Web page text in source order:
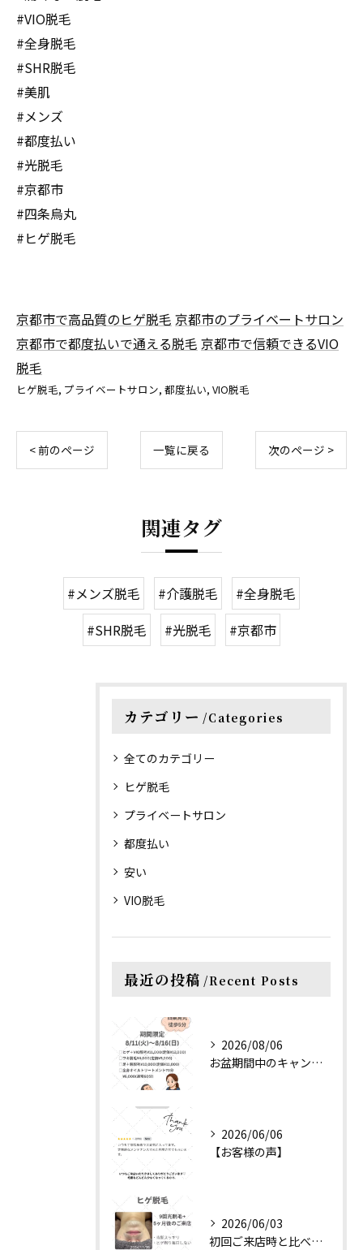
#VIO脱毛
#全身脱毛
#SHR脱毛
#美肌
#メンズ
#都度払い
#光脱毛
#京都市
#四条烏丸
#ヒゲ脱毛
京都市で高品質のヒゲ脱毛 京都市のプライベートサロン
京都市で都度払いで通える脱毛 京都市で信頼できるVIO
脱毛
ヒゲ脱毛 プライベートサロン 都度払い VIO脱毛
< 前のページ 一覧に戻る 次のページ >
関連タグ
#メンズ脱毛 #介護脱毛
#全身脱毛
#SHR脱毛
#光脱毛 #京都市
カテゴリー Categories
全てのカテゴリー
ヒゲ脱毛
プライベートサロン
都度払い
安い
VIO脱毛
最近の投稿 Recent Posts
2026/08/06
お盆期間中のキャンペーンのご案内です♡
2026/06/06
【お客様の声】
2026/06/03
初回ご来店時と比べると、